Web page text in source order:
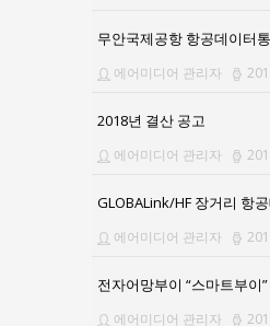
무안국제공항 항공데이터
에어미디어 관리자
2018년 결산 공고
에어미디어 관리자
GLOBALink/HF 장거리 항
에어미디어 관리자
에어미디어 관리자